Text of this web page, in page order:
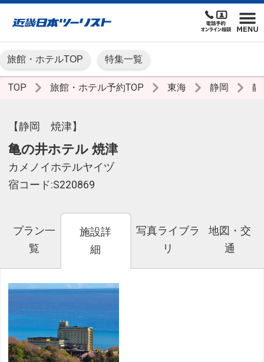
旅館・ホテルTOP 特集一覧
TOP 旅館・ホテル予約TOP 東海 静岡 静
【静岡 焼津】
亀の井ホテル 焼津
カメノイホテルヤイヅ
宿コード:S220869
プラン一
覧
施設詳
細
写真ライブラ
リ
地図・交
通